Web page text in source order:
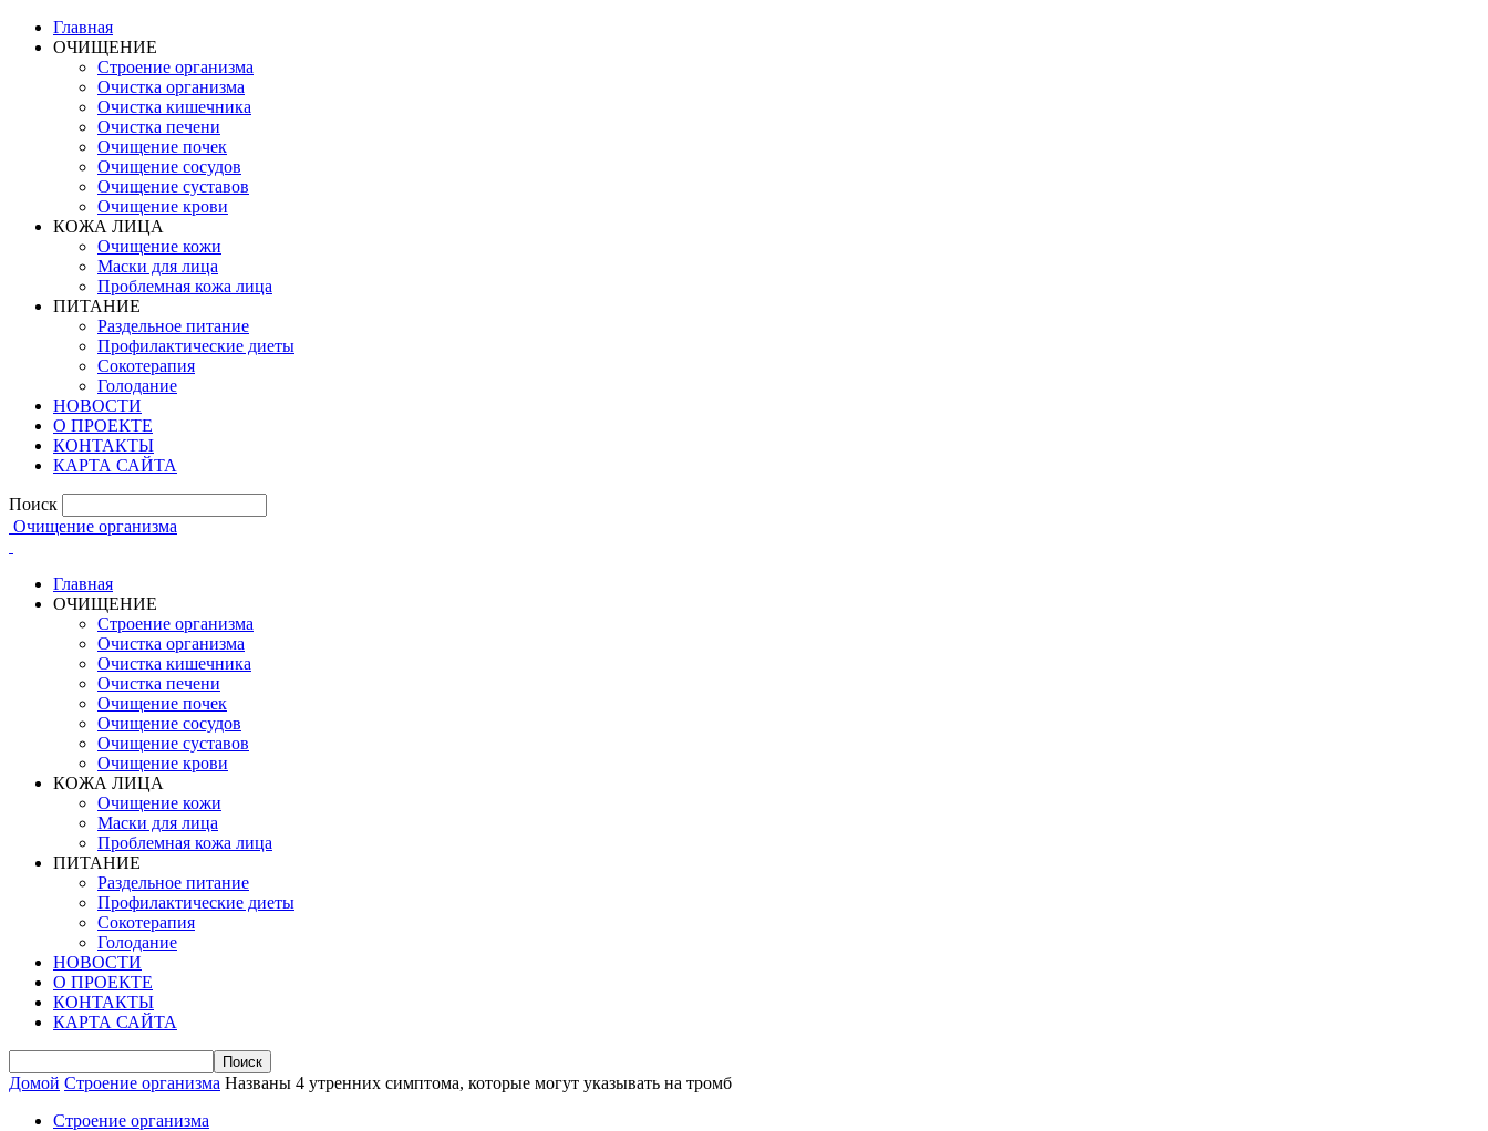
Главная
ОЧИЩЕНИЕ
Строение организма
Очистка организма
Очистка кишечника
Очистка печени
Очищение почек
Очищение сосудов
Очищение суставов
Очищение крови
КОЖА ЛИЦА
Очищение кожи
Маски для лица
Проблемная кожа лица
ПИТАНИЕ
Раздельное питание
Профилактические диеты
Сокотерапия
Голодание
НОВОСТИ
О ПРОЕКТЕ
КОНТАКТЫ
КАРТА САЙТА
Поиск
Очищение организма
Главная
ОЧИЩЕНИЕ
Строение организма
Очистка организма
Очистка кишечника
Очистка печени
Очищение почек
Очищение сосудов
Очищение суставов
Очищение крови
КОЖА ЛИЦА
Очищение кожи
Маски для лица
Проблемная кожа лица
ПИТАНИЕ
Раздельное питание
Профилактические диеты
Сокотерапия
Голодание
НОВОСТИ
О ПРОЕКТЕ
КОНТАКТЫ
КАРТА САЙТА
Домой Строение организма Названы 4 утренних симптома, которые могут указывать на тромб
Строение организма